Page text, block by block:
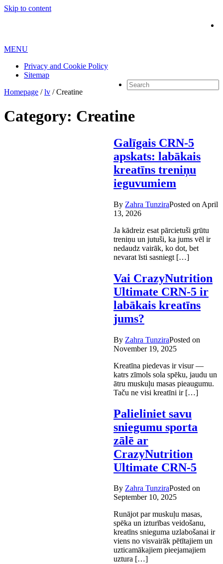
Skip to content
MENU
Privacy and Cookie Policy
Sitemap
Homepage / lv / Creatine
Category: Creatine
Galīgais CRN-5
apskats: labākais
kreatīns treniņu
ieguvumiem
By Zahra TunziraPosted on April
13, 2026
Ja kādreiz esat pārcietuši grūtu
treniņu un jutuši, ka jums vēl ir
nedaudz vairāk, ko dot, bet
nevarat īsti sasniegt […]
Vai CrazyNutrition
Ultimate CRN-5 ir
labākais kreatīns
jums?
By Zahra TunziraPosted on
November 19, 2025
Kreatīna piedevas ir visur —
katrs zīmols sola spēku, jaudu un
ātru muskuļu masas pieaugumu.
Taču ne visi kreatīni ir […]
Palieliniet savu
sniegumu sporta
zālē ar
CrazyNutrition
Ultimate CRN-5
By Zahra TunziraPosted on
September 10, 2025
Runājot par muskuļu masas,
spēka un izturības veidošanu,
kreatīns snieguma uzlabošanai ir
viens no visvairāk pētītajiem un
uzticamākajiem pieejamajiem
uztura […]